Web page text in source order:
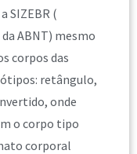
SIZEBR (
ABNT) mesmo
corpos das
retângulo,
onde
o corpo tipo
corporal